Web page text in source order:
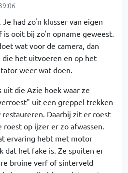
had zo'n klusser van eigen
is ooit bij zo'n opname geweest.
wat voor de camera, dan
die het uitvoeren en op het
weer wat doen.
uit die Azie hoek waar ze
uit een greppel trekken
Daarbij zit er roest
op ijzer er zo afwassen.
ervaring hebt met motor
dat het fake is. Ze spuiten er
bruine verf of sinterveld